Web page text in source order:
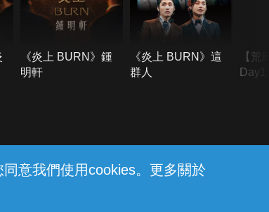
意我們使用cookies。更多關於
《炎上 BURN》鍾
明軒
《炎上 BURN》這
群人
【荒